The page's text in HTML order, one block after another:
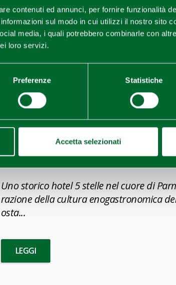
contenuti ed annunci, per fornire funzionalità
sul modo in cui utilizzi il nostro sito
media, i quali potrebbero combinarle con
loro servizi.
Preferenze Statistiche
Accetta selezionati
Ottimo cibo, ottimi vini, bei paesaggi, la
oposta comprende:soggiorno per 4 notti
3 Green Feescena in castel(...)
LEGGI
Golf a 5 stelle nella città di
Uno storico hotel 5 stelle nel cuore di
razione della cultura enogastronomica
osta...
LEGGI